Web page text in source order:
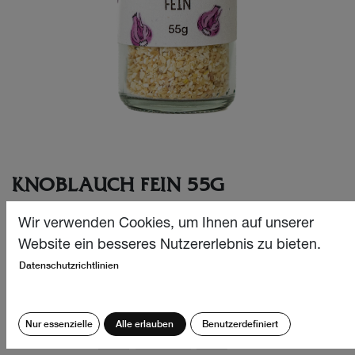
KNOBLAUCH FEIN 55G
Wer im Fondue am liebsten direkt mit der Knoblauchzehe
rührt, wird mit unserem Huusgmacht «Knoblauch fein» auf
Menge:
Wir verwenden Cookies, um Ihnen auf unserer
Website ein besseres Nutzererlebnis zu bieten.
Datenschutzrichtlinien
Nur essenzielle Alle erlauben Benutzerdefiniert